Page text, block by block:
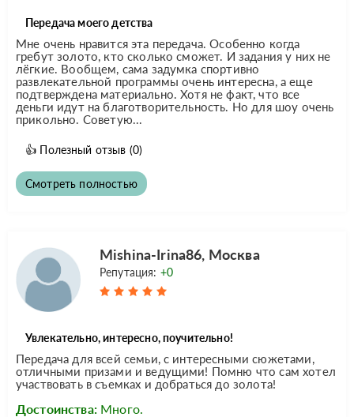
Передача моего детства
Мне очень нравится эта передача. Особенно когда
гребут золото, кто сколько сможет. И задания у них не
лёгкие. Вообщем, сама задумка спортивно
развлекательной программы очень интересна, а еще
подтверждена материально. Хотя не факт, что все
деньги идут на благотворительность. Но для шоу очень
прикольно. Советую...
👍 Полезный отзыв (0)
Смотреть полностью
Mishina-Irina86, Москва
Репутация: +0
Увлекательно, интересно, поучительно!
Передача для всей семьи, с интересными сюжетами,
отличными призами и ведущими! Помню что сам хотел
участвовать в съемках и добраться до золота!
Достоинства: Много.